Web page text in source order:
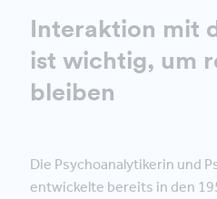
Interaktion mit
ist wichtig, um
bleiben
Die Psychoanalytikerin und
entwickelte bereits in den